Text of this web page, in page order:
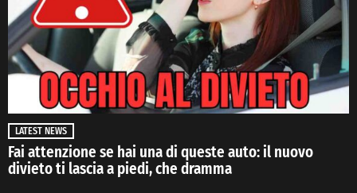
LATEST NEWS
Fai attenzione se hai una di queste auto: il nuovo
divieto ti lascia a piedi, che dramma